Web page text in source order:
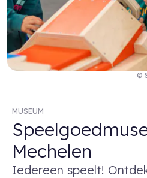
©
MUSEUM
Mechelen
Iedereen speelt!